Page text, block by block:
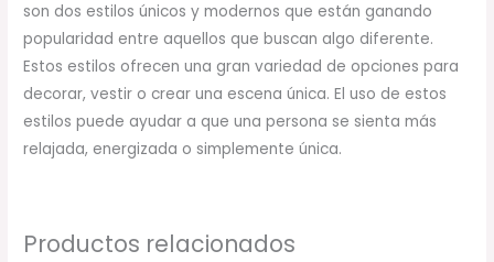
son dos estilos únicos y modernos que están ganando
popularidad entre aquellos que buscan algo diferente.
Estos estilos ofrecen una gran variedad de opciones para
decorar, vestir o crear una escena única. El uso de estos
estilos puede ayudar a que una persona se sienta más
relajada, energizada o simplemente única.
Productos relacionados